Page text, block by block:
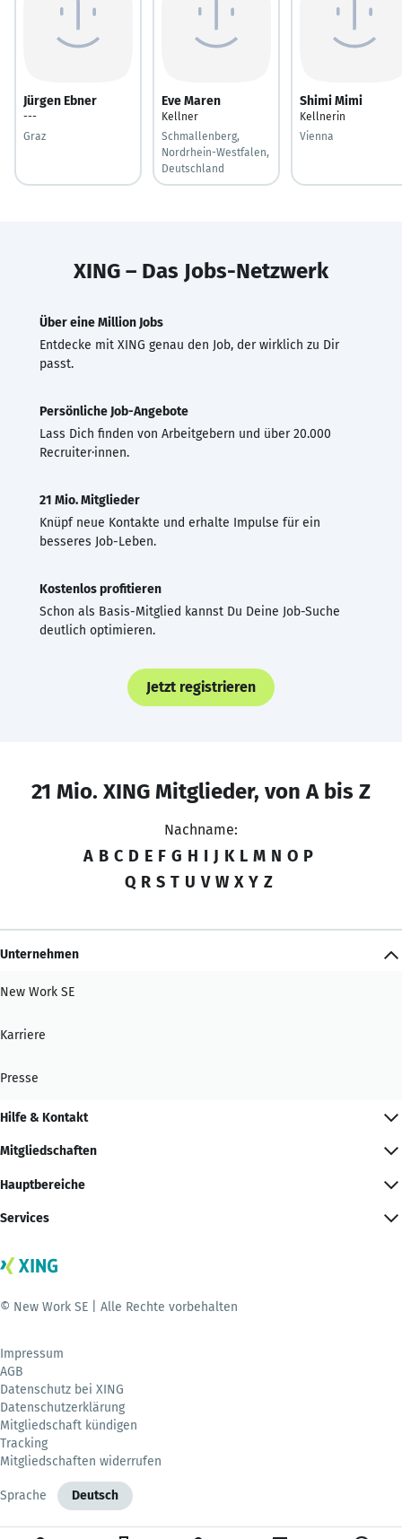
Jürgen Ebner
---
Graz
Eve Maren
Kellner
Schmallenberg,
Nordrhein-Westfalen,
Deutschland
Shimi Mimi
Kellnerin
Vienna
XING – Das Jobs-Netzwerk
Über eine Million Jobs
Entdecke mit XING genau den Job, der wirklich zu Dir
passt.
Persönliche Job-Angebote
Lass Dich finden von Arbeitgebern und über 20.000
Recruiter·innen.
21 Mio. Mitglieder
Knüpf neue Kontakte und erhalte Impulse für ein
besseres Job-Leben.
Kostenlos profitieren
Schon als Basis-Mitglied kannst Du Deine Job-Suche
deutlich optimieren.
Jetzt registrieren
21 Mio. XING Mitglieder, von A bis Z
Nachname:
A B C D E F G H I J K L M N O P
Q R S T U V W X Y Z
Unternehmen
New Work SE
Karriere
Presse
Hilfe & Kontakt
Mitgliedschaften
Hauptbereiche
Services
© New Work SE | Alle Rechte vorbehalten
Impressum
AGB
Datenschutz bei XING
Datenschutzerklärung
Mitgliedschaft kündigen
Tracking
Mitgliedschaften widerrufen
Sprache Deutsch